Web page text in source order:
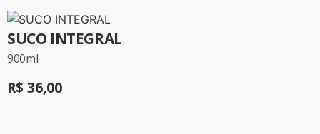
SUCO INTEGRAL
900ml
R$ 36,00